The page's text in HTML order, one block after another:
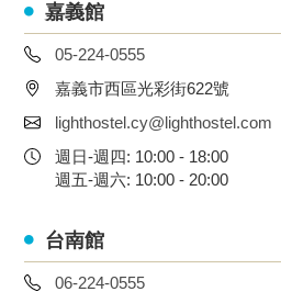
嘉義館
05-224-0555
嘉義市西區光彩街622號
lighthostel.cy@lighthostel.com
週日-週四: 10:00 - 18:00
週五-週六: 10:00 - 20:00
台南館
06-224-0555